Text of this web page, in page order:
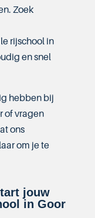
Zoek
rijschool in
en snel
hebben bij
of vragen
ons
om je te
jouw
in Goor